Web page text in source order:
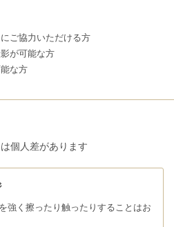
ご協力いただける方
が可能な方
な方
個人差があります
強く擦ったり触ったりすることはお